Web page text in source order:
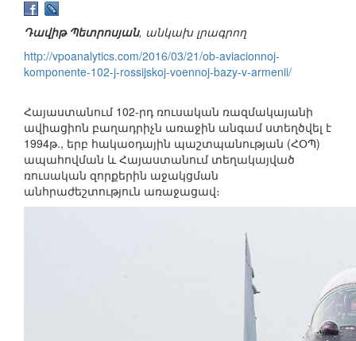
Դավիթ Պետրոսյան, անկախ լրագրող
http://vpoanalytics.com/2016/03/21/ob-aviacionnoj-
komponente-102-j-rossijskoj-voennoj-bazy-v-armenii/
Հայաստանում 102-րդ ռուսական ռազմակայանի
ավիացիոն բաղադրիչն առաջին անգամ ստեղծվել է
1994թ., երբ հակաօդային պաշտպանության (ՀՕՊ)
ապահովման և Հայաստանում տեղակայված
ռուսական զորքերին աջակցման
անհրաժեշտություն առաջացավ։